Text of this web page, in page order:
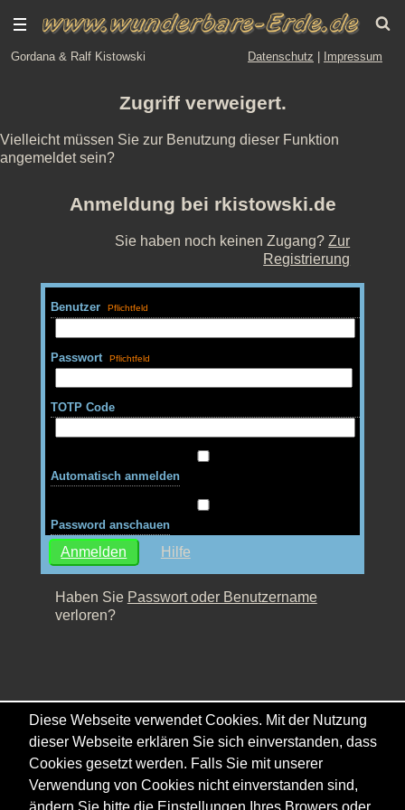
Gordana & Ralf Kistowski Datenschutz Impressum
Zugriff verweigert.
Vielleicht müssen Sie zur Benutzung dieser Funktion
angemeldet sein?
Anmeldung bei rkistowski.de
Sie haben noch keinen Zugang?Zur
Registrierung
Benutzer
Passwort
TOTP Code
Automatisch anmelden
Password anschauen
Hilfe
Haben Sie Passwort oder Benutzername
verloren?
Diese Webseite verwendet Cookies. Mit der Nutzung
dieser Webseite erklären Sie sich einverstanden, dass
Cookies gesetzt werden. Falls Sie mit unserer
Verwendung von Cookies nicht einverstanden sind,
ändern Sie bitte die Einstellungen Ihres Browers oder